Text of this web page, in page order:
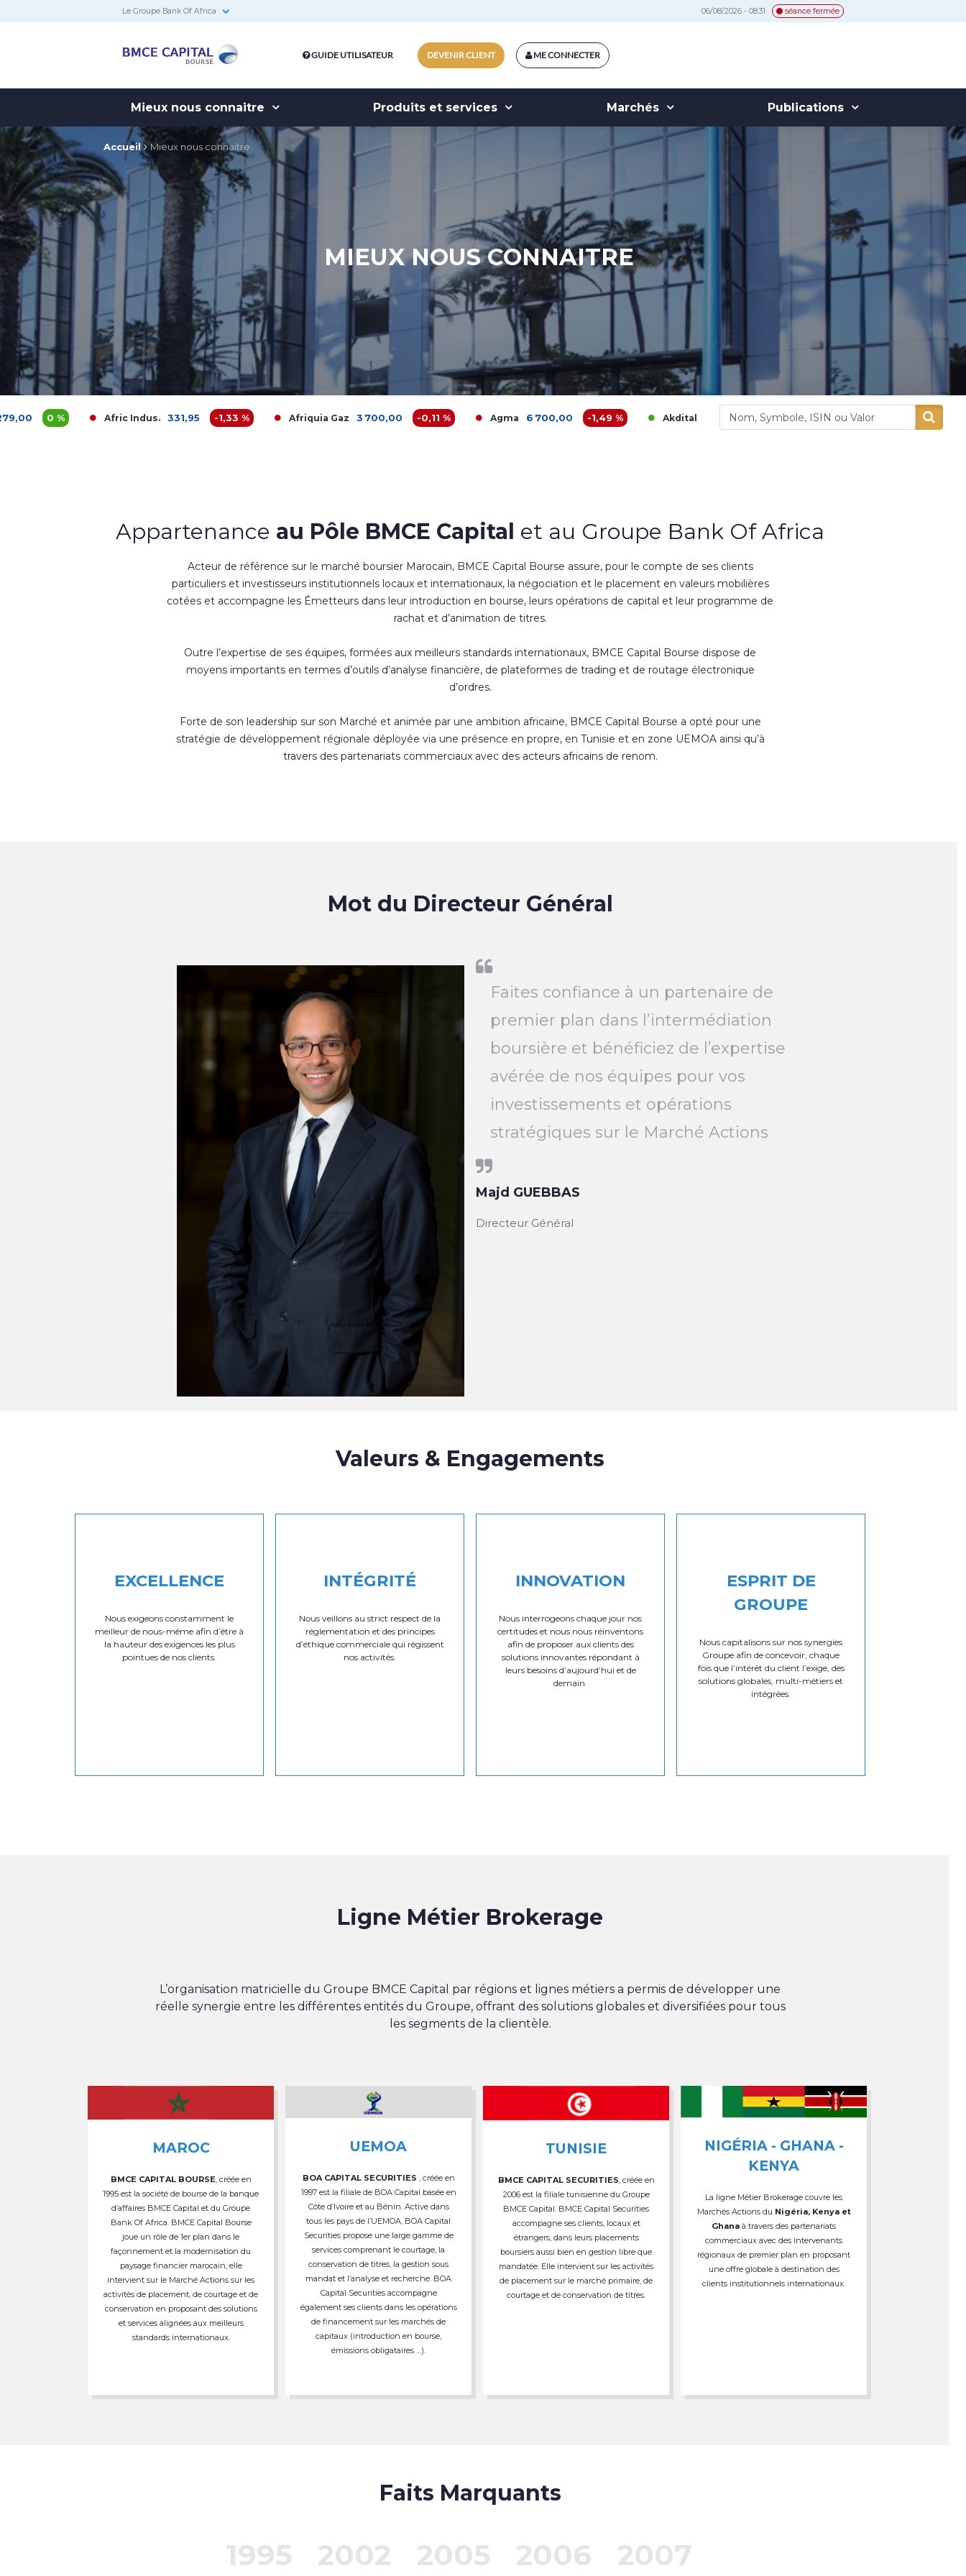
Le Groupe Bank Of Africa 06/08/2026 - 08:31 séance fermée
Bourse
ME CONNECTER
DEVENIR CLIENT
GUIDE UTILISATEUR
Mieux nous connaitre Produits et services Marchés Publications
Accueil Mieux nous connaitre
MIEUX NOUS CONNAITRE
Afric Indus. 331,95 -1,33 % Afriquia Gaz 3 700,00 -0,11 % Agma 6 700,00 -1,49 % Akdital 1 140,00 0,26 % Alliances 377,00 -1,27 %
Appartenance au Pôle BMCE Capital et au Groupe Bank Of Africa
Acteur de référence sur le marché boursier Marocain, BMCE Capital Bourse assure, pour le compte de ses clients
particuliers et investisseurs institutionnels locaux et internationaux, la négociation et le placement en valeurs mobilières
cotées et accompagne les Émetteurs dans leur introduction en bourse, leurs opérations de capital et leur programme de
rachat et d’animation de titres.
Outre l’expertise de ses équipes, formées aux meilleurs standards internationaux, BMCE Capital Bourse dispose de
moyens importants en termes d’outils d’analyse financière, de plateformes de trading et de routage électronique
d’ordres.
Forte de son leadership sur son Marché et animée par une ambition africaine, BMCE Capital Bourse a opté pour une
stratégie de développement régionale déployée via une présence en propre, en Tunisie et en zone UEMOA ainsi qu’à
travers des partenariats commerciaux avec des acteurs africains de renom.
Mot du Directeur Général
Faites confiance à un partenaire de
premier plan dans l’intermédiation
boursière et bénéficiez de l’expertise
avérée de nos équipes pour vos
investissements et opérations
stratégiques sur le Marché Actions
Majd GUEBBAS
Directeur Général
Valeurs & Engagements
EXCELLENCE
Nous exigeons constamment le
meilleur de nous-même afin d’être à
la hauteur des exigences les plus
pointues de nos clients.
INTÉGRITÉ
Nous veillons au strict respect de la
réglementation et des principes
d’éthique commerciale qui régissent
nos activités.
INNOVATION
Nous interrogeons chaque jour nos
certitudes et nous nous réinventons
afin de proposer aux clients des
solutions innovantes répondant à
leurs besoins d’aujourd’hui et de
demain.
ESPRIT DE
GROUPE
Nous capitalisons sur nos synergies
Groupe afin de concevoir, chaque
fois que l’intérêt du client l’exige, des
solutions globales, multi-métiers et
intégrées.
Ligne Métier Brokerage
L’organisation matricielle du Groupe BMCE Capital par régions et lignes métiers a permis de développer une
réelle synergie entre les différentes entités du Groupe, offrant des solutions globales et diversifiées pour tous
les segments de la clientèle.
MAROC
BMCE CAPITAL BOURSE , créée en
1995 est la société de bourse de la banque
d’affaires BMCE Capital et du Groupe
Bank Of Africa. BMCE Capital Bourse
joue un rôle de 1er plan dans le
façonnement et la modernisation du
paysage financier marocain, elle
intervient sur le Marché Actions sur les
activités de placement, de courtage et de
conservation en proposant des solutions
et services alignées aux meilleurs
standards internationaux.
UEMOA
BOA CAPITAL SECURITIES , créée en
1997 est la filiale de BOA Capital basée en
Côte d’Ivoire et au Bénin. Active dans
tous les pays de l’UEMOA, BOA Capital
Securities propose une large gamme de
services comprenant le courtage, la
conservation de titres, la gestion sous
mandat et l’analyse et recherche. BOA
Capital Securities accompagne
également ses clients dans les opérations
de financement sur les marchés de
capitaux (introduction en bourse,
émissions obligataires …).
TUNISIE
BMCE CAPITAL SECURITIES , créée en
2006 est la filiale tunisienne du Groupe
BMCE Capital. BMCE Capital Securities
accompagne ses clients, locaux et
étrangers, dans leurs placements
boursiers aussi bien en gestion libre que
mandatée. Elle intervient sur les activités
de placement sur le marché primaire, de
courtage et de conservation de titres.
NIGÉRIA - GHANA -
KENYA
La ligne Métier Brokerage couvre les
Marchés Actions du Nigéria, Kenya et
Ghana à travers des partenariats
commerciaux avec des intervenants
régionaux de premier plan en proposant
une offre globale à destination des
clients institutionnels internationaux.
Faits Marquants
1995 2002 2005 2006 2007